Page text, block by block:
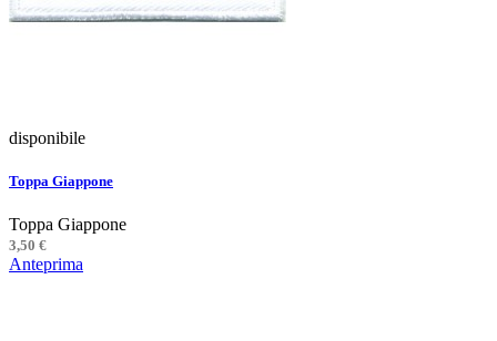
disponibile
Toppa Giappone
Toppa Giappone
3,50 €
Anteprima